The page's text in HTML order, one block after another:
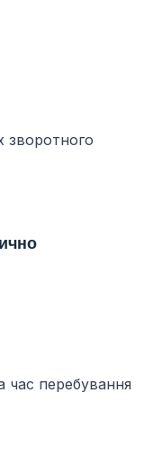
зворотного
час перебування